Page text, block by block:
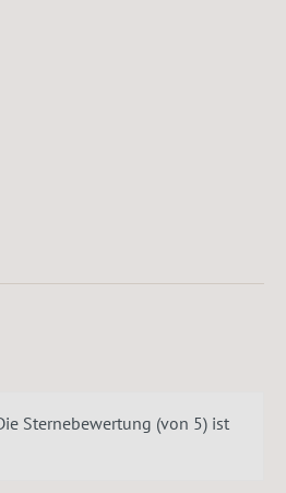
Sternebewertung (von 5) ist